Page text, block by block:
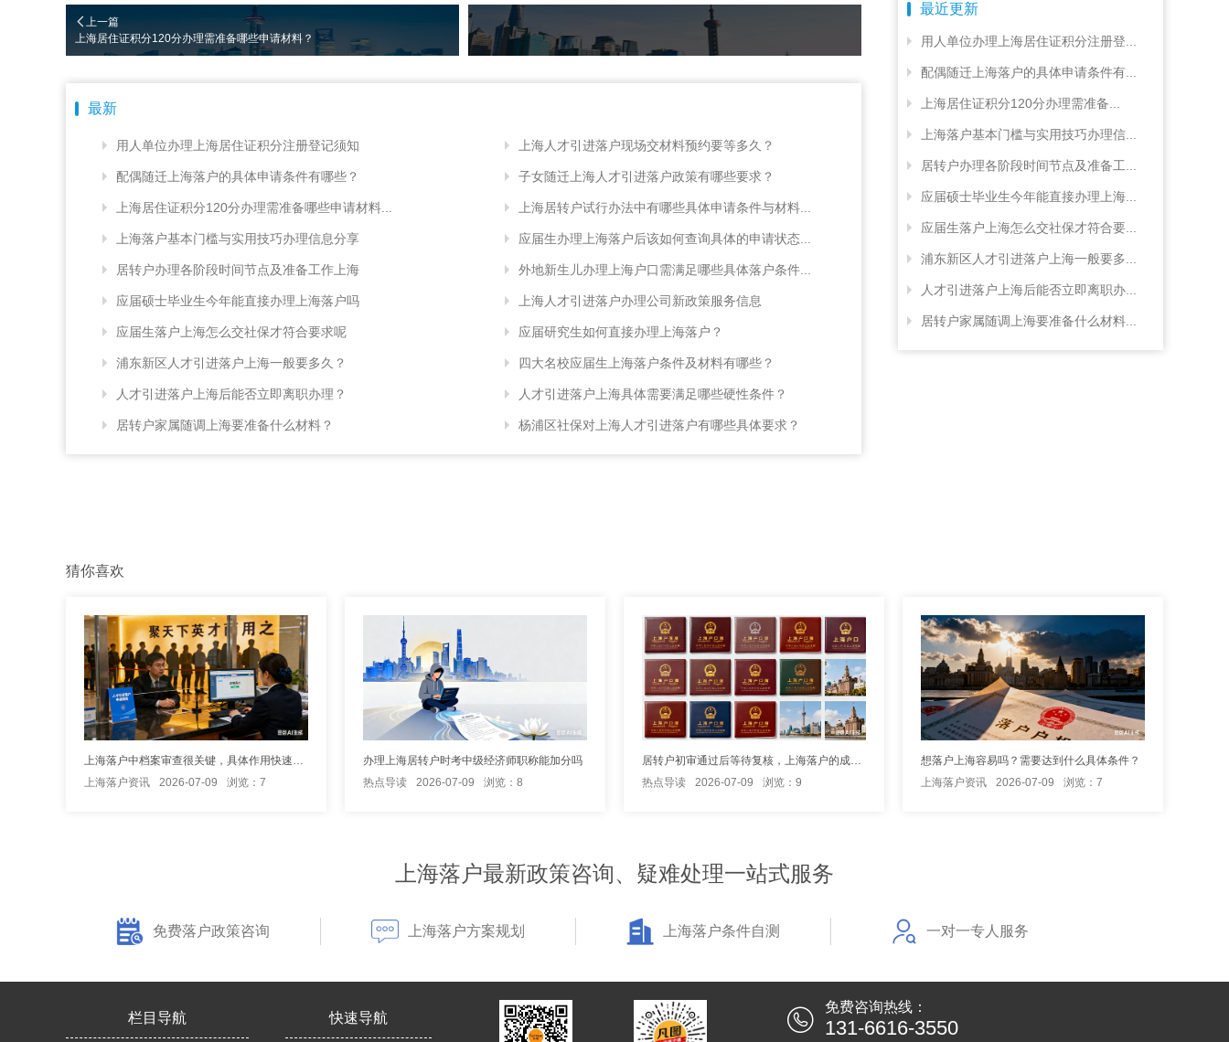
上一篇
上海居住证积分120分办理需准备哪些申请材料？
最新
用人单位办理上海居住证积分注册登记须知
配偶随迁上海落户的具体申请条件有哪些？
上海居住证积分120分办理需准备哪些申请材料...
上海落户基本门槛与实用技巧办理信息分享
居转户办理各阶段时间节点及准备工作上海
应届硕士毕业生今年能直接办理上海落户吗
应届生落户上海怎么交社保才符合要求呢
浦东新区人才引进落户上海一般要多久？
人才引进落户上海后能否立即离职办理？
居转户家属随调上海要准备什么材料？
上海人才引进落户现场交材料预约要等多久？
子女随迁上海人才引进落户政策有哪些要求？
上海居转户试行办法中有哪些具体申请条件与材料...
应届生办理上海落户后该如何查询具体的申请状态...
外地新生儿办理上海户口需满足哪些具体落户条件...
上海人才引进落户办理公司新政策服务信息
应届研究生如何直接办理上海落户？
四大名校应届生上海落户条件及材料有哪些？
人才引进落户上海具体需要满足哪些硬性条件？
杨浦区社保对上海人才引进落户有哪些具体要求？
最近更新
用人单位办理上海居住证积分注册登...
配偶随迁上海落户的具体申请条件有...
上海居住证积分120分办理需准备...
上海落户基本门槛与实用技巧办理信...
居转户办理各阶段时间节点及准备工...
应届硕士毕业生今年能直接办理上海...
应届生落户上海怎么交社保才符合要...
浦东新区人才引进落户上海一般要多...
人才引进落户上海后能否立即离职办...
居转户家属随调上海要准备什么材料...
猜你喜欢
上海落户中档案审查很关键，具体作用快速了解
上海落户资讯
2026-07-09 浏览：7
办理上海居转户时考中级经济师职称能加分吗
热点导读
2026-07-09 浏览：8
居转户初审通过后等待复核，上海落户的成功率究竟有多少？
热点导读
2026-07-09 浏览：9
想落户上海容易吗？需要达到什么具体条件？
上海落户资讯
2026-07-09 浏览：7
上海落户最新政策咨询、疑难处理一站式服务
免费落户政策咨询 上海落户方案规划 上海落户条件自测 一对一专人服务
栏目导航 快速导航
免费咨询热线：
131-6616-3550